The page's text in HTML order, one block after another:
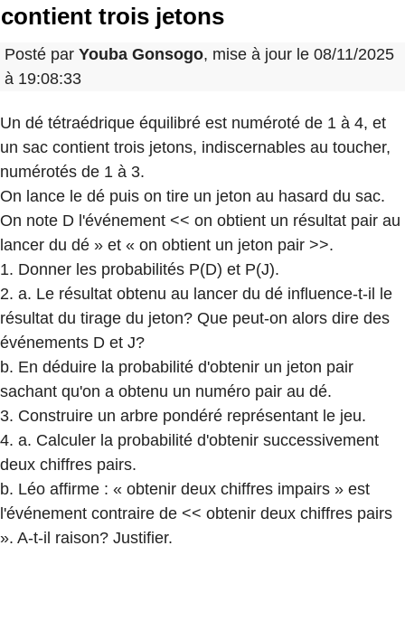
contient trois jetons
Posté par Youba Gonsogo, mise à jour le 08/11/2025
à 19:08:33
Un dé tétraédrique équilibré est numéroté de 1 à 4, et
un sac contient trois jetons, indiscernables au toucher,
numérotés de 1 à 3.
On lance le dé puis on tire un jeton au hasard du sac.
On note D l'événement << on obtient un résultat pair au
lancer du dé » et « on obtient un jeton pair >>.
1. Donner les probabilités P(D) et P(J).
2. a. Le résultat obtenu au lancer du dé influence-t-il le
résultat du tirage du jeton? Que peut-on alors dire des
événements D et J?
b. En déduire la probabilité d'obtenir un jeton pair
sachant qu'on a obtenu un numéro pair au dé.
3. Construire un arbre pondéré représentant le jeu.
4. a. Calculer la probabilité d'obtenir successivement
deux chiffres pairs.
b. Léo affirme : « obtenir deux chiffres impairs » est
l'événement contraire de << obtenir deux chiffres pairs
». A-t-il raison? Justifier.